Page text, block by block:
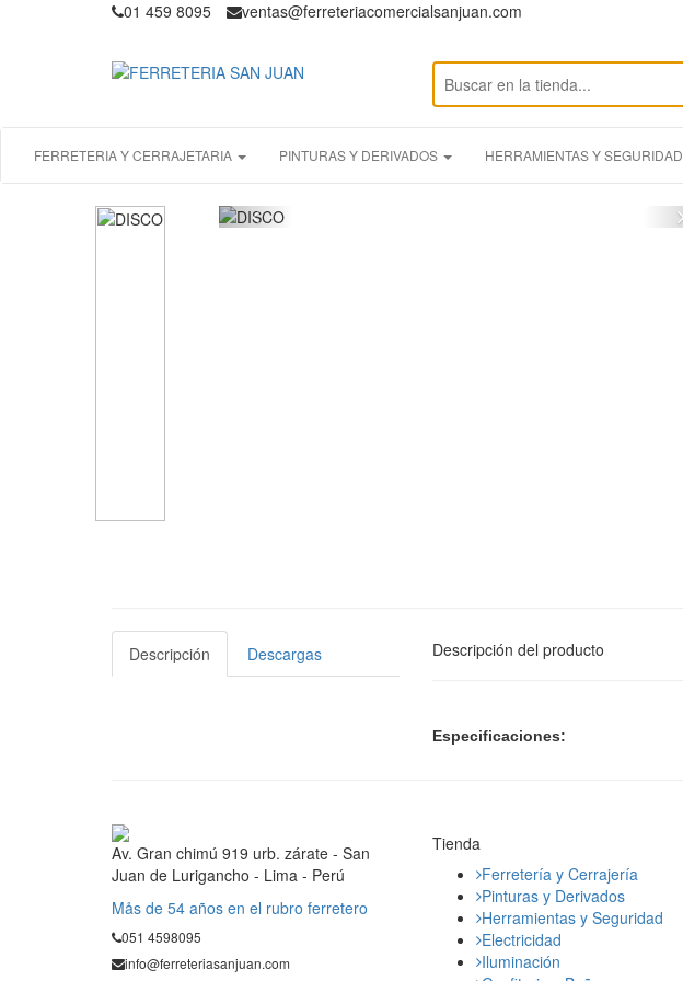
01 459 8095 ventas@ferreteriacomercialsanjuan.com
FERRETERIA Y CERRAJETARIA PINTURAS Y DERIVADOS HERRAMIENTAS Y SEGURIDAD
Descripción Descargas Descripción del producto
Especificaciones:
Av. Gran chimú 919 urb. zárate - San
Juan de Lurigancho - Lima - Perú
Mås de 54 años en el rubro ferretero
051 4598095
info@ferreteriasanjuan.com
Tienda
Ferretería y Cerrajería
Pinturas y Derivados
Herramientas y Seguridad
Electricidad
Iluminación